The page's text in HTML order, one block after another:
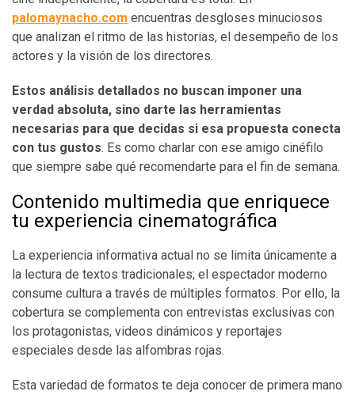
palomaynacho.com encuentras desgloses minuciosos
que analizan el ritmo de las historias, el desempeño de los
actores y la visión de los directores.
​Estos análisis detallados no buscan imponer una
verdad absoluta, sino darte las herramientas
necesarias para que decidas si esa propuesta conecta
con tus gustos. Es como charlar con ese amigo cinéfilo
que siempre sabe qué recomendarte para el fin de semana.
​Contenido multimedia que enriquece
tu experiencia cinematográfica
​La experiencia informativa actual no se limita únicamente a
la lectura de textos tradicionales; el espectador moderno
consume cultura a través de múltiples formatos. Por ello, la
cobertura se complementa con entrevistas exclusivas con
los protagonistas, videos dinámicos y reportajes
especiales desde las alfombras rojas.
​Esta variedad de formatos te deja conocer de primera mano